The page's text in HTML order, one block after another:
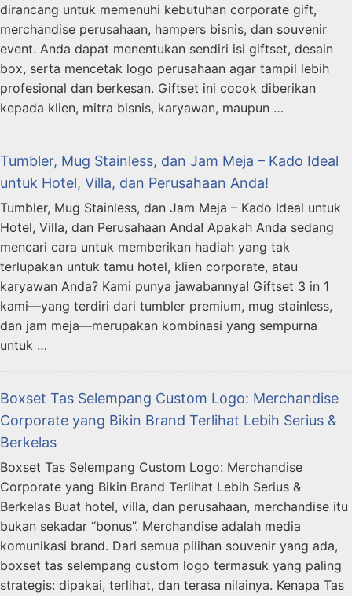
dirancang untuk memenuhi kebutuhan corporate gift,
merchandise perusahaan, hampers bisnis, dan souvenir
event. Anda dapat menentukan sendiri isi giftset, desain
box, serta mencetak logo perusahaan agar tampil lebih
profesional dan berkesan. Giftset ini cocok diberikan
kepada klien, mitra bisnis, karyawan, maupun …
Tumbler, Mug Stainless, dan Jam Meja – Kado Ideal
untuk Hotel, Villa, dan Perusahaan Anda!
Tumbler, Mug Stainless, dan Jam Meja – Kado Ideal untuk
Hotel, Villa, dan Perusahaan Anda! Apakah Anda sedang
mencari cara untuk memberikan hadiah yang tak
terlupakan untuk tamu hotel, klien corporate, atau
karyawan Anda? Kami punya jawabannya! Giftset 3 in 1
kami—yang terdiri dari tumbler premium, mug stainless,
dan jam meja—merupakan kombinasi yang sempurna
untuk …
Boxset Tas Selempang Custom Logo: Merchandise
Corporate yang Bikin Brand Terlihat Lebih Serius &
Berkelas
Boxset Tas Selempang Custom Logo: Merchandise
Corporate yang Bikin Brand Terlihat Lebih Serius &
Berkelas Buat hotel, villa, dan perusahaan, merchandise itu
bukan sekadar “bonus”. Merchandise adalah media
komunikasi brand. Dari semua pilihan souvenir yang ada,
boxset tas selempang custom logo termasuk yang paling
strategis: dipakai, terlihat, dan terasa nilainya. Kenapa Tas